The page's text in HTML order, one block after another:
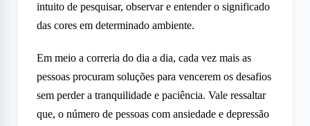
intuito de pesquisar, observar e entender o significado
das cores em determinado ambiente.
Em meio a correria do dia a dia, cada vez mais as
pessoas procuram soluções para vencerem os desafios
sem perder a tranquilidade e paciência. Vale ressaltar
que, o número de pessoas com ansiedade e depressão